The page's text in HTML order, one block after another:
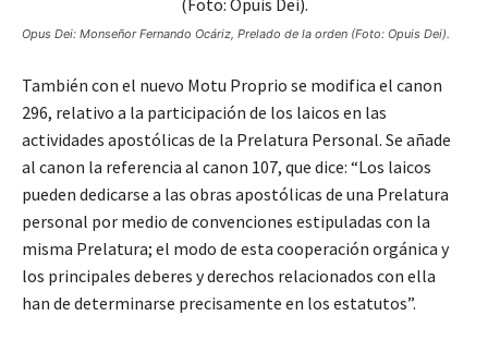
Opus Dei: Monseñor Fernando Ocáriz, Prelado de la orden (Foto: Opuis Dei).
También con el nuevo Motu Proprio se modifica el canon
296, relativo a la participación de los laicos en las
actividades apostólicas de la Prelatura Personal. Se añade
al canon la referencia al canon 107, que dice: “Los laicos
pueden dedicarse a las obras apostólicas de una Prelatura
personal por medio de convenciones estipuladas con la
misma Prelatura; el modo de esta cooperación orgánica y
los principales deberes y derechos relacionados con ella
han de determinarse precisamente en los estatutos”.